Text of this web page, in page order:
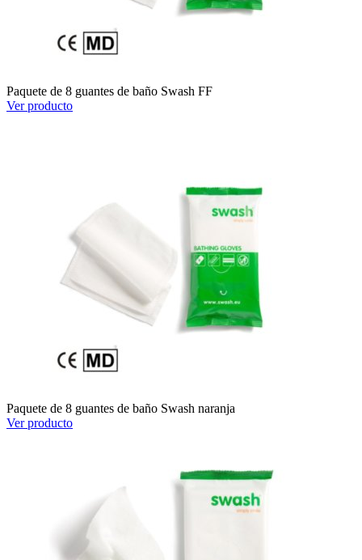
Paquete de 8 guantes de baño Swash FF
Ver producto
Paquete de 8 guantes de baño Swash naranja
Ver producto